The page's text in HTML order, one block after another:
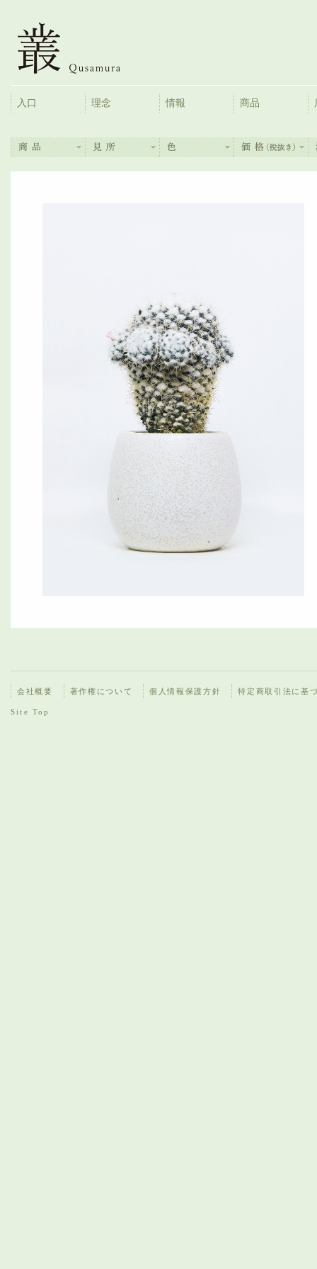
入口 理念 情報 商品
会社概要 著作権について 個人情報保護方針 特定商取引法に基
Site Top